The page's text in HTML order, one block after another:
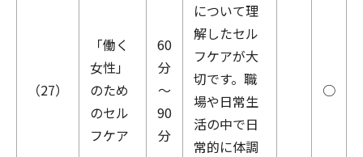
（27）
「働く
女性」
のため
のセル
フケア
60
分
～
90
分
について理
解したセル
フケアが大
切です。職
場や日常生
活の中で日
常的に体調
○